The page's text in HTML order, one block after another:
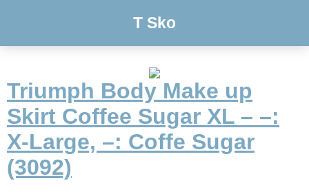
T Sko
Triumph Body Make up
Skirt Coffee Sugar XL – –:
X-Large, –: Coffe Sugar
(3092)